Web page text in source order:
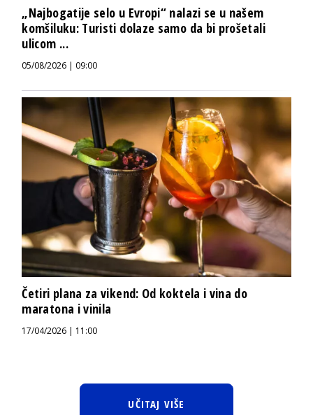
„Najbogatije selo u Evropi“ nalazi se u našem
komšiluku: Turisti dolaze samo da bi prošetali
ulicom ...
05/08/2026 | 09:00
Četiri plana za vikend: Od koktela i vina do
maratona i vinila
17/04/2026 | 11:00
UČITAJ VIŠE